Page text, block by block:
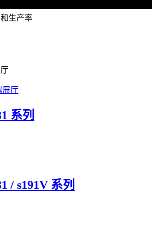
生产率
展厅
系列
/ s191V 系列